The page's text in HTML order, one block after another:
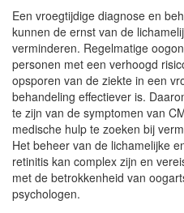
Een vroegtijdige diagnose en
kunnen de ernst van de
verminderen. Regelmatige
personen met een verhoogd
opsporen van de ziekte in een
behandeling effectiever is.
te zijn van de symptomen van
medische hulp te zoeken bij
Het beheer van de lichamelijke
retinitis kan complex zijn en
met de betrokkenheid van
psychologen.